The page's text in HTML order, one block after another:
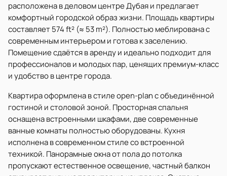
расположена в деловом центре Дубая и предлагает
комфортный городской образ жизни. Площадь квартиры
составляет 574 ft² (≈ 53 m²). Полностью меблирована с
современным интерьером и готова к заселению.
Помещение сдаётся в аренду и идеально подходит для
профессионалов и молодых пар, ценящих премиум-класс
и удобство в центре города.
Квартира оформлена в стиле open-plan с объединённой
гостиной и столовой зоной. Просторная спальня
оснащена встроенными шкафами, две современные
ванные комнаты полностью оборудованы. Кухня
исполнена в современном стиле со встроенной
техникой. Панорамные окна от пола до потолка
пропускают естественное освещение, частный балкон